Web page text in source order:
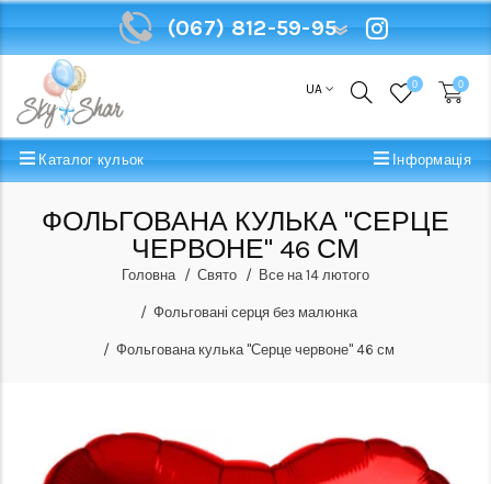
(067) 812-59-95
UA 0 0
Каталог кульок Інформація
ФОЛЬГОВАНА КУЛЬКА "СЕРЦЕ
ЧЕРВОНЕ" 46 СМ
Головна Свято Все на 14 лютого
Фольговані серця без малюнка
Фольгована кулька "Серце червоне" 46 см